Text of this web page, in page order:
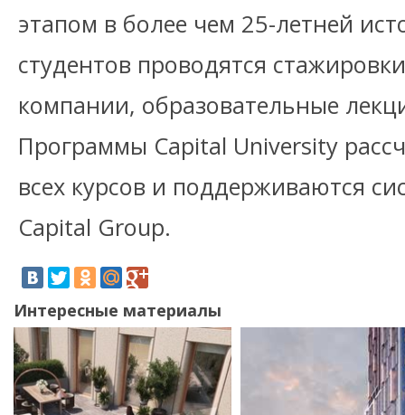
этапом в более чем 25-летней
студентов проводятся
компании, образовательные
Программы Capital University
всех курсов и поддерживаются
Capital Group.
Интересные материалы